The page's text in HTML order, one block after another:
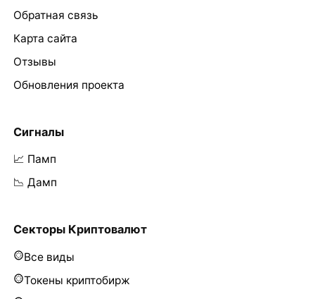
Обратная связь
Карта сайта
Отзывы
Обновления проекта
Сигналы
📈 Памп
📉 Дамп
Секторы Криптовалют
Все виды
Токены криптобирж